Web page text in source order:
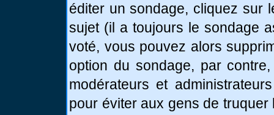
éditer un sondage, cliquez sur
sujet (il a toujours le sondage
voté, vous pouvez alors
option du sondage, par
modérateurs et
pour éviter aux gens de